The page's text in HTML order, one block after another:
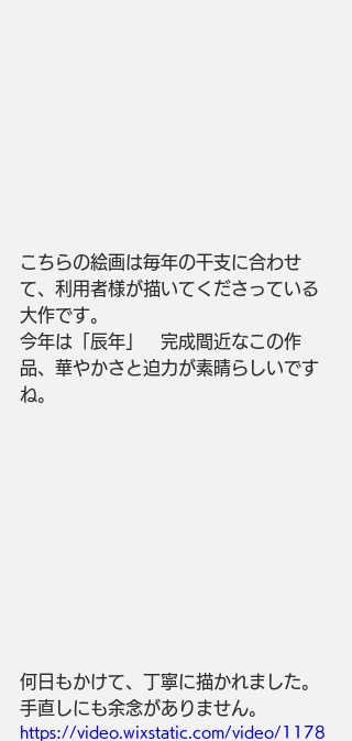
こちらの絵画は毎年の干支に合わせ
て、利用者様が描いてくださっている
大作です。
今年は「辰年」　完成間近なこの作
品、華やかさと迫力が素晴らしいです
ね。
何日もかけて、丁寧に描かれました。
手直しにも余念がありません。
https://video.wixstatic.com/video/1178